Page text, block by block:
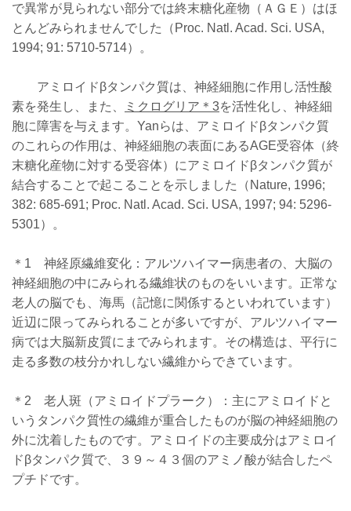
で異常が見られない部分では終末糖化産物（ＡＧＥ）はほ
とんどみられませんでした（Proc. Natl. Acad. Sci. USA,
1994; 91: 5710-5714）。
アミロイドβタンパク質は、神経細胞に作用し活性酸
素を発生し、また、
ミクログリア＊3を活性化し、神経細
胞に障害を与えます。Yanらは、アミロイドβタンパク質
のこれらの作用は、神経細胞の表面にあるAGE受容体（終
末糖化産物に対する受容体）にアミロイドβタンパク質が
結合することで起こることを示しました（Nature, 1996;
382: 685-691; Proc. Natl. Acad. Sci. USA, 1997; 94: 5296-
5301）。
＊1 神経原繊維変化：アルツハイマー病患者の、大脳の
神経細胞の中にみられる繊維状のものをいいます。正常な
老人の脳でも、海馬（記憶に関係するといわれています）
近辺に限ってみられることが多いですが、アルツハイマー
病では大脳新皮質にまでみられます。その構造は、平行に
走る多数の枝分かれしない繊維からできています。
＊2 老人斑（アミロイドプラーク）：主にアミロイドと
いうタンパク質性の繊維が重合したものが脳の神経細胞の
外に沈着したものです。アミロイドの主要成分はアミロイ
ドβタンパク質で、３９～４３個のアミノ酸が結合したペ
プチドです。